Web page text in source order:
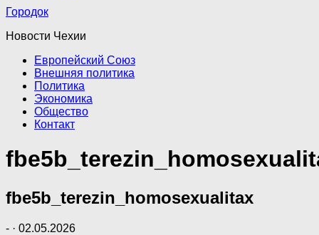
Городок
Новости Чехии
Европейский Союз
Внешняя политика
Политика
Экономика
Общество
Контакт
fbe5b_terezin_homosexualitax
- · 02.05.2026